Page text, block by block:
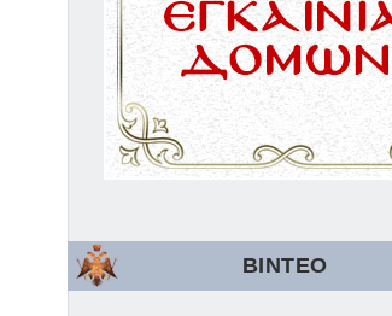
ΒΙΝΤΕΟ